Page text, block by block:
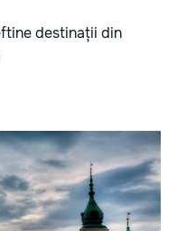
destinații din